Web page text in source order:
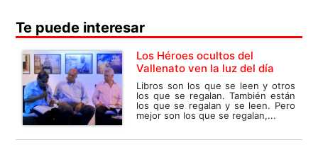
Te puede interesar
Los Héroes ocultos del
Vallenato ven la luz del día
Libros son los que se leen y otros
los que se regalan. También están
los que se regalan y se leen. Pero
mejor son los que se regalan,...